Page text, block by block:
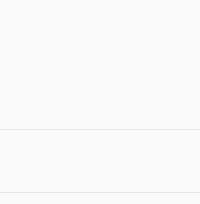
תקופת האחריות הינה למשך 3.5